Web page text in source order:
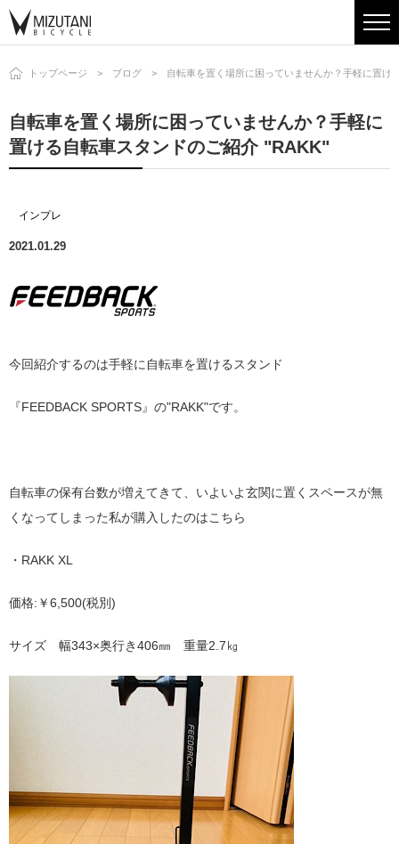
トップページ ブログ 自転車を置く場所に困っていませんか？手軽に置け
自転車を置く場所に困っていませんか？手軽に
置ける自転車スタンドのご紹介 "RAKK"
インプレ
2021.01.29
今回紹介するのは手軽に自転車を置けるスタンド
『FEEDBACK SPORTS』の"RAKK"です。
自転車の保有台数が増えてきて、いよいよ玄関に置くスペースが無
くなってしまった私が購入したのはこちら
・RAKK XL
価格:￥6,500(税別)
サイズ 幅343×奥行き406㎜ 重量2.7㎏